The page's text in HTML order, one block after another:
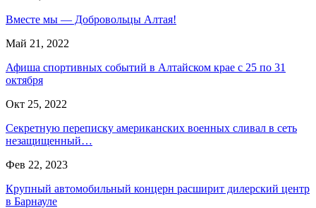
Вместе мы — Добровольцы Алтая!
Май 21, 2022
Афиша спортивных событий в Алтайском крае с 25 по 31
октября
Окт 25, 2022
Секретную переписку американских военных сливал в сеть
незащищенный…
Фев 22, 2023
Крупный автомобильный концерн расширит дилерский центр
в Барнауле